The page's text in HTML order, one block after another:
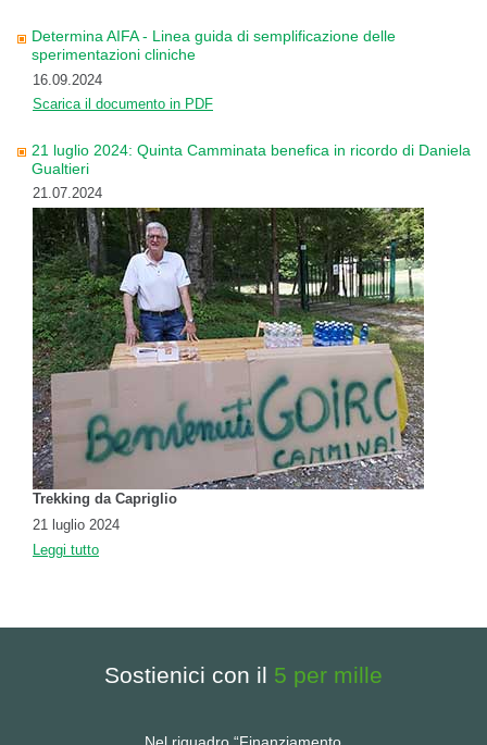
Determina AIFA - Linea guida di semplificazione delle
sperimentazioni cliniche
16.09.2024
Scarica il documento in PDF
21 luglio 2024: Quinta Camminata benefica in ricordo di Daniela
Gualtieri
21.07.2024
Trekking da Capriglio
21 luglio 2024
Leggi tutto
Sostienici con il 5 per mille